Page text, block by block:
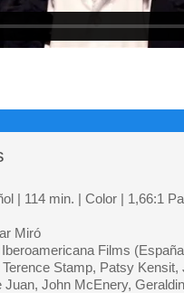
| 114 min. | Color | 1,66:1
Miró
Films
Terence Stamp, Patsy
Juan, John McEnery,